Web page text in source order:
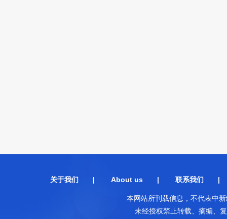
关于我们 | About us| 联系我们
本网站所刊载信息，不代表中
未经授权禁止转载、摘编、